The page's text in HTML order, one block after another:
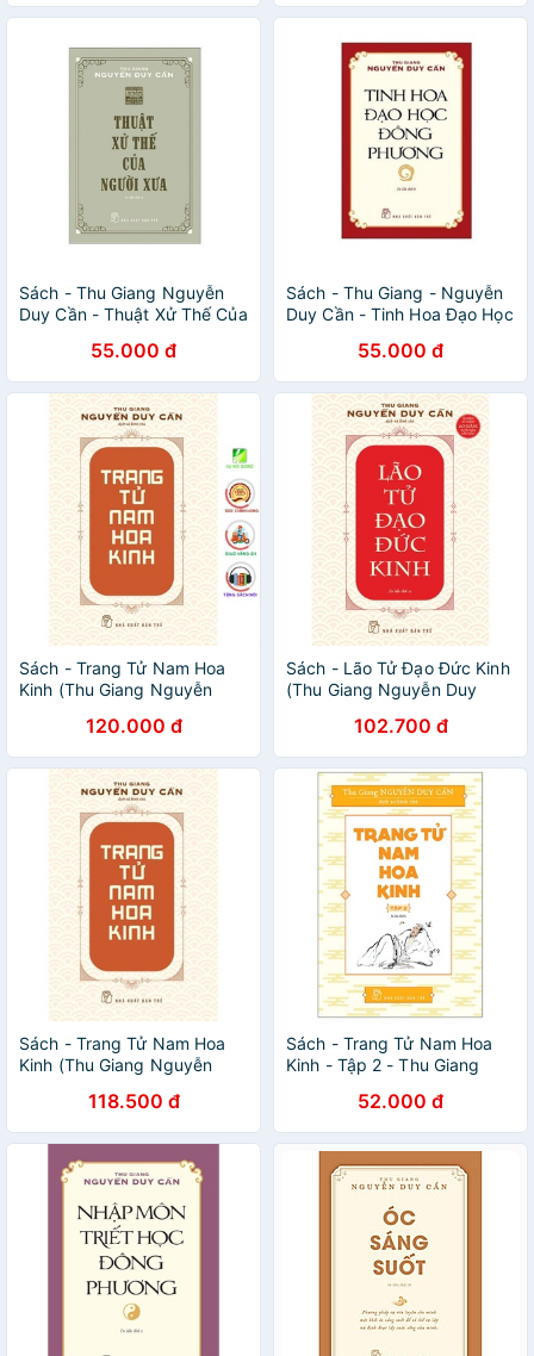
Sách - Thu Giang Nguyễn
Duy Cần - Thuật Xử Thế Của
8934974171638
55.000 đ
Sách - Thu Giang - Nguyễn
Duy Cần - Tinh Hoa Đạo Học
8934974171614
55.000 đ
Sách - Trang Tử Nam Hoa
Kinh (Thu Giang Nguyễn
120.000 đ
Sách - Lão Tử Đạo Đức Kinh
(Thu Giang Nguyễn Duy
102.700 đ
Sách - Trang Tử Nam Hoa
Kinh (Thu Giang Nguyễn
118.500 đ
Sách - Trang Tử Nam Hoa
Kinh - Tập 2 - Thu Giang
52.000 đ